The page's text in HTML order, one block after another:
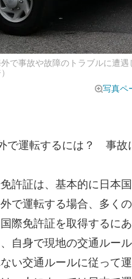
で事故や故障のトラブルに遭
写真ペ
で運転するには？ 事故
許証は、基本的に日本
で運転する場合、多く
際免許証を取得するに
自身で現地の交通ルー
い交通ルールに従って